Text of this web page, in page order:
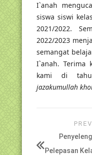
I`anah
siswa siswi
2021/2022.
2022/2023
semangat
I`anah. Terima
kami di
jazakumullah
Pelepasan